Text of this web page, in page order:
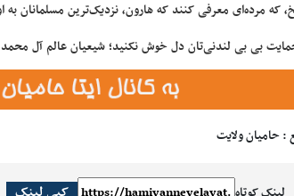
که مرده‌ای معرفی کنند که هارون، نزدیک‌ترین
بی بی لندنی‌تان دل خوش نکنید؛ شیعیان عالم آل
: حامیان ولایت